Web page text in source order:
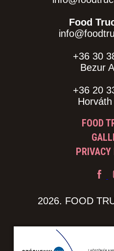
Food
+36 30
Bezur
+36 20
FOOD
2026. FOOD